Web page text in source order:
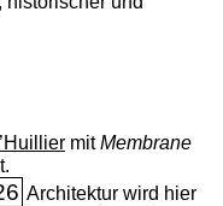
mit ­Membrane
Architektur wird hier